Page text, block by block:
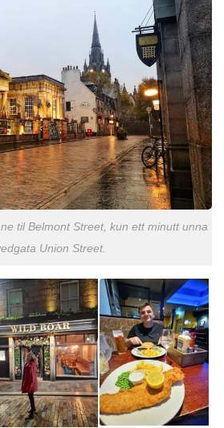
til Belmont Street, kun ett minutt unna
Union Street.